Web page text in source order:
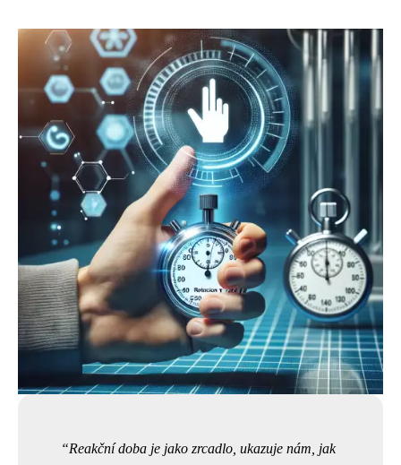
Reakční doba je jako zrcadlo, ukazuje nám, jak